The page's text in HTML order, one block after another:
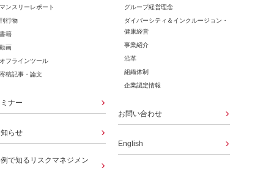
マンスリーレポート
刊行物
書籍
動画
オフラインツール
寄稿記事・論文
ナー
らせ
で知るリスクマネジメン
グループ経営理念
ダイバーシティ＆インクルージョン・
健康経営
事業紹介
沿革
組織体制
企業認定情報
お問い合わせ
English